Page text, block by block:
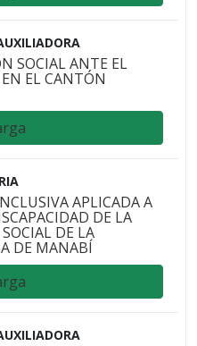
SOCIAL ANTE EL
EL CANTÓN
APLICADA A
DE LA
DE LA
DE MANABÍ